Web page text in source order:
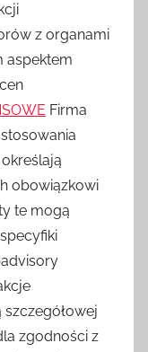
z organami
aspektem
Firma
obowiązkowi
te mogą
zgodności z